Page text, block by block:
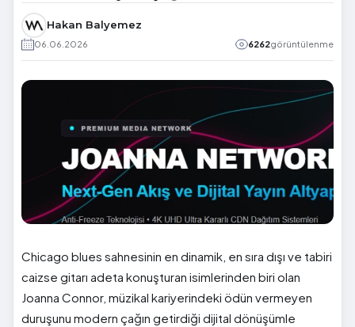
Hakan Balyemez
06.06.2026 6262görüntülenme
Chicago blues sahnesinin en dinamik, en sıra dışı ve tabiri
caizse gitarı adeta konuşturan isimlerinden biri olan
Joanna Connor, müzikal kariyerindeki ödün vermeyen
duruşunu modern çağın getirdiği dijital dönüşümle